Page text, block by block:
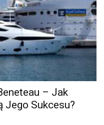
– Jak
Jego Sukcesu?